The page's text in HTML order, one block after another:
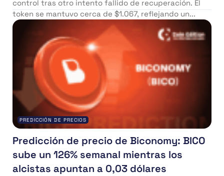
control tras otro intento fallido de recuperación. El
token se mantuvo cerca de $1.067, reflejando un...
PREDICCIÓN DE PRECIOS
Predicción de precio de Biconomy: BICO
sube un 126% semanal mientras los
alcistas apuntan a 0,03 dólares